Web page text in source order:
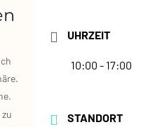
UHRZEIT
10:00 - 17:00
STANDORT